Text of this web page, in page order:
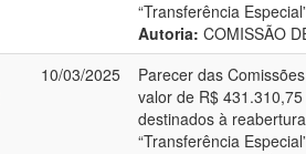
“Transferência
Autoria: COMISSÃO
10/03/2025
Parecer das
valor de R$
destinados à
“Transferência